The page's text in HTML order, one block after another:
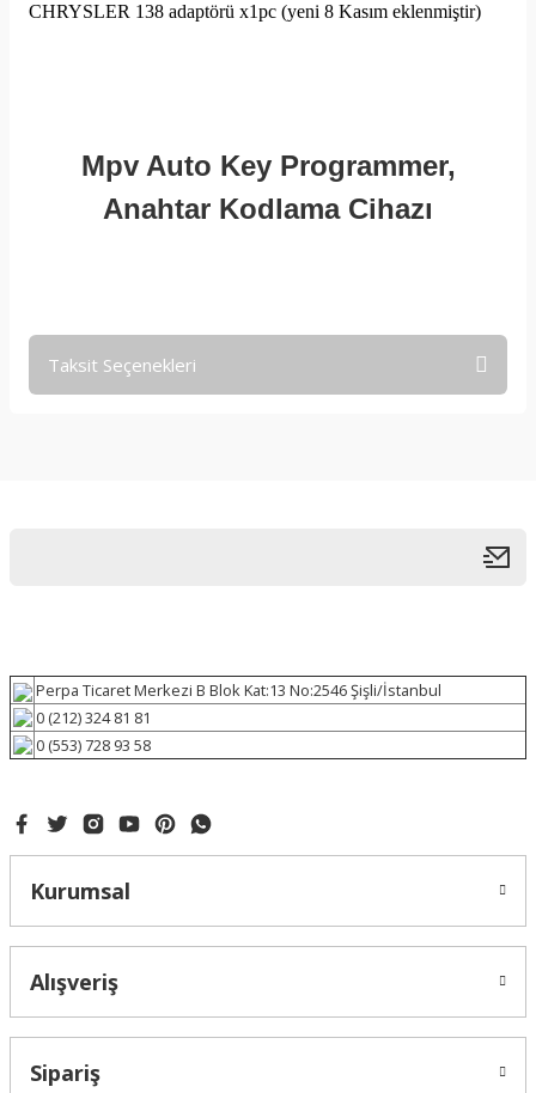
CHRYSLER 138 adaptörü x1pc (yeni 8 Kasım eklenmiştir)
Mpv Auto Key Programmer,
Anahtar Kodlama Cihazı
Taksit Seçenekleri
Perpa Ticaret Merkezi B Blok Kat:13 No:2546 Şişli/İstanbul
0 (212) 324 81 81
0 (553) 728 93 58
Kurumsal
Alışveriş
Sipariş